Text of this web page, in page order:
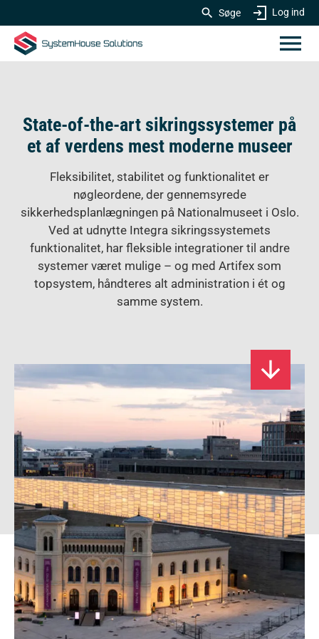
Søge Log ind
State-of-the-art sikringssystemer på
et af verdens mest moderne museer
Fleksibilitet, stabilitet og funktionalitet er
nøgleordene, der gennemsyrede
sikkerhedsplanlægningen på Nationalmuseet i Oslo.
Ved at udnytte Integra sikringssystemets
funktionalitet, har fleksible integrationer til andre
systemer været mulige – og med Artifex som
topsystem, håndteres alt administration i ét og
samme system.